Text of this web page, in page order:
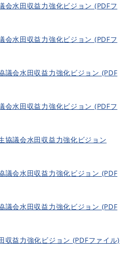
会水田収益力強化ビジョン (PDFフ
会水田収益力強化ビジョン (PDFフ
議会水田収益力強化ビジョン (PDF
会水田収益力強化ビジョン (PDFフ
協議会水田収益力強化ビジョン
議会水田収益力強化ビジョン (PDF
議会水田収益力強化ビジョン (PDF
収益力強化ビジョン (PDFファイル)